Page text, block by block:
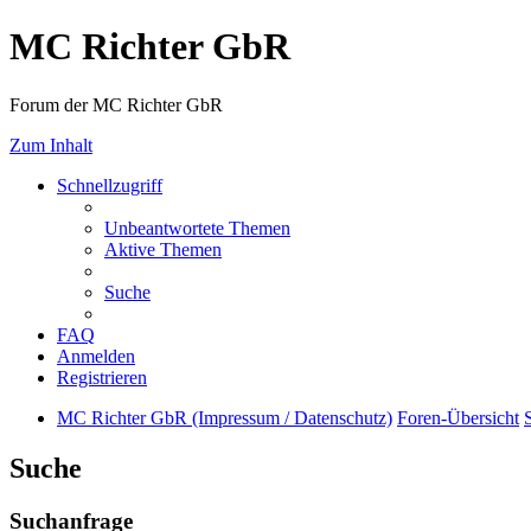
MC Richter GbR
Forum der MC Richter GbR
Zum Inhalt
Schnellzugriff
Unbeantwortete Themen
Aktive Themen
Suche
FAQ
Anmelden
Registrieren
MC Richter GbR (Impressum / Datenschutz) Foren-Übersicht
Suche
Suchanfrage